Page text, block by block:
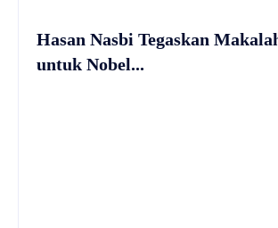
Hasan Nasbi Tegaskan
untuk Nobel...